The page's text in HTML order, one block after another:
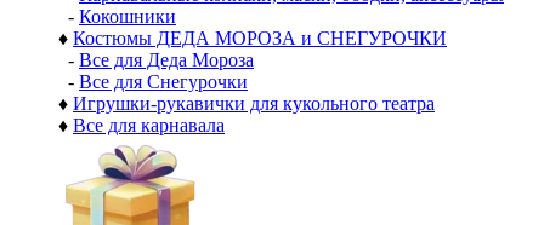
- Кокошники
♦ Костюмы ДЕДА МОРОЗА и СНЕГУРОЧКИ
- Все для Деда Мороза
- Все для Снегурочки
♦ Игрушки-рукавички для кукольного театра
♦ Все для карнавала